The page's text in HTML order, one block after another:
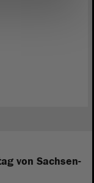
von Sachsen-